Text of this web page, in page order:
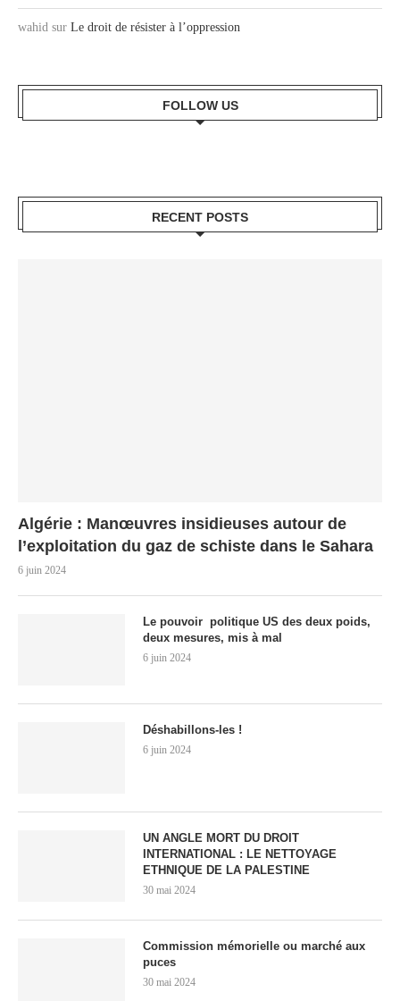
wahid sur Le droit de résister à l’oppression
FOLLOW US
RECENT POSTS
Algérie : Manœuvres insidieuses autour de
l’exploitation du gaz de schiste dans le Sahara
6 juin 2024
Le pouvoir politique US des deux poids,
deux mesures, mis à mal
6 juin 2024
Déshabillons-les !
6 juin 2024
UN ANGLE MORT DU DROIT
INTERNATIONAL : LE NETTOYAGE
ETHNIQUE DE LA PALESTINE
30 mai 2024
Commission mémorielle ou marché aux
puces
30 mai 2024